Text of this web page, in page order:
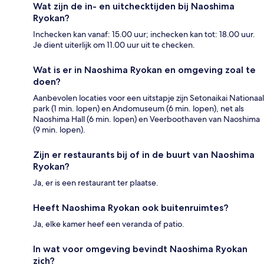
Wat zijn de in- en uitchecktijden bij Naoshima
Ryokan?
Inchecken kan vanaf: 15.00 uur; inchecken kan tot: 18.00 uur.
Je dient uiterlijk om 11.00 uur uit te checken.
Wat is er in Naoshima Ryokan en omgeving zoal te
doen?
Aanbevolen locaties voor een uitstapje zijn Setonaikai Nationaal
park (1 min. lopen) en Andomuseum (6 min. lopen), net als
Naoshima Hall (6 min. lopen) en Veerboothaven van Naoshima
(9 min. lopen).
Zijn er restaurants bij of in de buurt van Naoshima
Ryokan?
Ja, er is een restaurant ter plaatse.
Heeft Naoshima Ryokan ook buitenruimtes?
Ja, elke kamer heef een veranda of patio.
In wat voor omgeving bevindt Naoshima Ryokan
zich?